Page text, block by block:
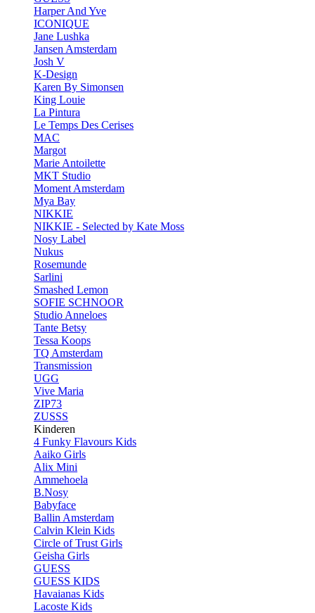
Harper And Yve
ICONIQUE
Jane Lushka
Jansen Amsterdam
Josh V
K-Design
Karen By Simonsen
King Louie
La Pintura
Le Temps Des Cerises
MAC
Margot
Marie Antoilette
MKT Studio
Moment Amsterdam
Mya Bay
NIKKIE
NIKKIE - Selected by Kate Moss
Nosy Label
Nukus
Rosemunde
Sarlini
Smashed Lemon
SOFIE SCHNOOR
Studio Anneloes
Tante Betsy
Tessa Koops
TQ Amsterdam
Transmission
UGG
Vive Maria
ZIP73
ZUSSS
Kinderen
4 Funky Flavours Kids
Aaiko Girls
Alix Mini
Ammehoela
B.Nosy
Babyface
Ballin Amsterdam
Calvin Klein Kids
Circle of Trust Girls
Geisha Girls
GUESS
GUESS KIDS
Havaianas Kids
Lacoste Kids